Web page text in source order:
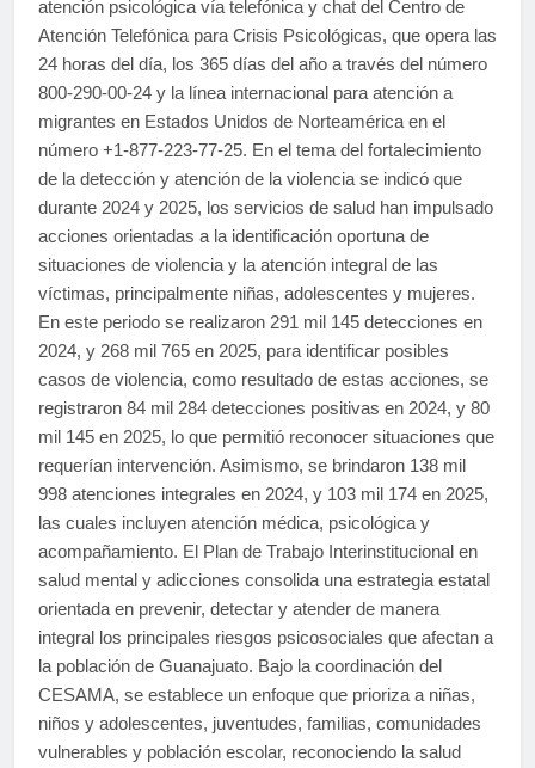
atención psicológica vía telefónica y chat del Centro de
Atención Telefónica para Crisis Psicológicas, que opera las
24 horas del día, los 365 días del año a través del número
800-290-00-24 y la línea internacional para atención a
migrantes en Estados Unidos de Norteamérica en el
número +1-877-223-77-25. En el tema del fortalecimiento
de la detección y atención de la violencia se indicó que
durante 2024 y 2025, los servicios de salud han impulsado
acciones orientadas a la identificación oportuna de
situaciones de violencia y la atención integral de las
víctimas, principalmente niñas, adolescentes y mujeres.
En este periodo se realizaron 291 mil 145 detecciones en
2024, y 268 mil 765 en 2025, para identificar posibles
casos de violencia, como resultado de estas acciones, se
registraron 84 mil 284 detecciones positivas en 2024, y 80
mil 145 en 2025, lo que permitió reconocer situaciones que
requerían intervención. Asimismo, se brindaron 138 mil
998 atenciones integrales en 2024, y 103 mil 174 en 2025,
las cuales incluyen atención médica, psicológica y
acompañamiento. El Plan de Trabajo Interinstitucional en
salud mental y adicciones consolida una estrategia estatal
orientada en prevenir, detectar y atender de manera
integral los principales riesgos psicosociales que afectan a
la población de Guanajuato. Bajo la coordinación del
CESAMA, se establece un enfoque que prioriza a niñas,
niños y adolescentes, juventudes, familias, comunidades
vulnerables y población escolar, reconociendo la salud